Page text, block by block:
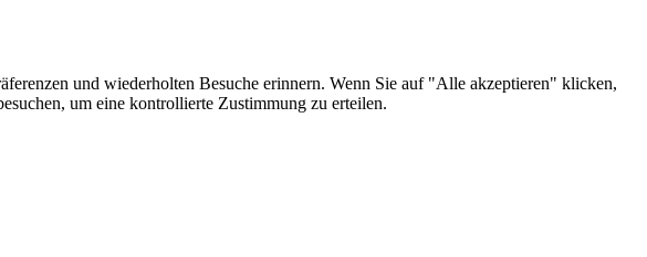
und wiederholten Besuche erinnern. Wenn Sie auf "Alle akzeptieren" klicken,
um eine kontrollierte Zustimmung zu erteilen.